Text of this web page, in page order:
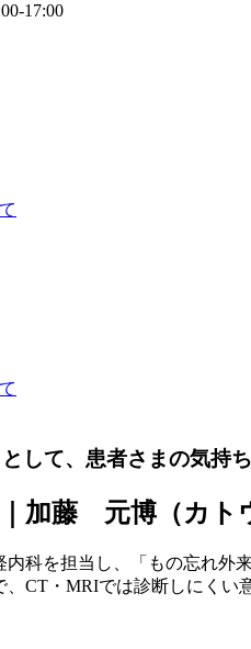
17:00
科を担当し、「もの忘れ外
、CT・MRIでは診断しにく